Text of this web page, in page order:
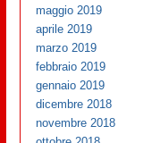
maggio 2019
aprile 2019
marzo 2019
febbraio 2019
gennaio 2019
dicembre 2018
novembre 2018